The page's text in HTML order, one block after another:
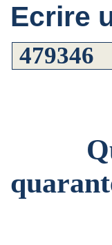
Ecrire